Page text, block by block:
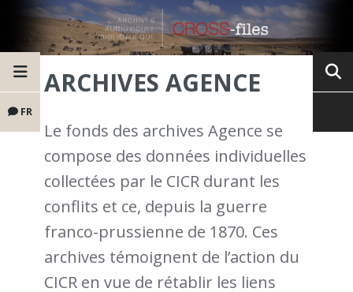
FR
ARCHIVES AGENCE
Le fonds des archives Agence se
compose des données individuelles
collectées par le CICR durant les
conflits et ce, depuis la guerre
franco-prussienne de 1870. Ces
archives témoignent de l’action du
CICR en vue de rétablir les liens